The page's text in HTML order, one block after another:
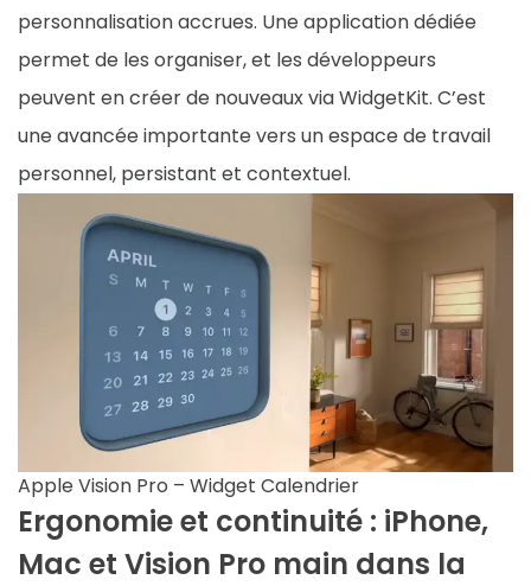
personnalisation accrues. Une application dédiée
permet de les organiser, et les développeurs
peuvent en créer de nouveaux via WidgetKit. C’est
une avancée importante vers un espace de travail
personnel, persistant et contextuel.
Apple Vision Pro – Widget Calendrier
Ergonomie et continuité : iPhone,
Mac et Vision Pro main dans la